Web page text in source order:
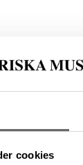
cookies
A0A6-
enligt